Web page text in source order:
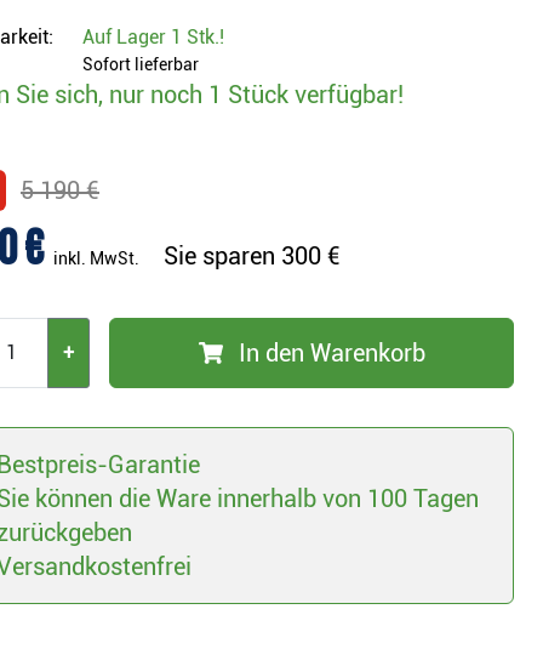
Auf Lager 1 Stk.!
Sofort lieferbar
Sie sich, nur noch 1 Stück verfügbar!
5 190 €
€ inkl. MwSt. Sie sparen 300 €
+ In den Warenkorb
Garantie
können die Ware innerhalb von 100 Tagen